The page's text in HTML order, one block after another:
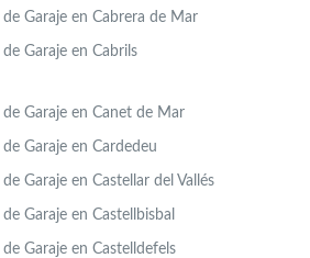
Garaje en Cabrera de Mar
Garaje en Cabrils
Garaje en Canet de Mar
de Garaje enCardedeu
Garaje en Castellar del Vallés
Garaje en Castellbisbal
Garaje en Castelldefels